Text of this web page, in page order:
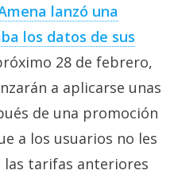
lanzó una
los datos de sus
28 de febrero,
a aplicarse unas
de una promoción
a los usuarios no les
las tarifas anteriores